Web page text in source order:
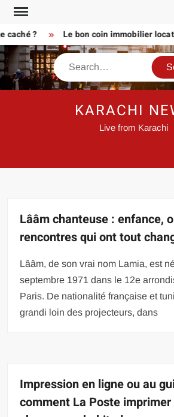
Skip
content
? Le bon coin immobilier
Search
KARACHI
Live from Karachi
Lââm chanteuse : enfance,
rencontres qui ont tout
Lââm, de son vrai nom Lamia, est
septembre 1971 dans le 12e
Paris. De nationalité française et
grandi loin des projecteurs, dans
Impression en ligne ou au
comment La Poste